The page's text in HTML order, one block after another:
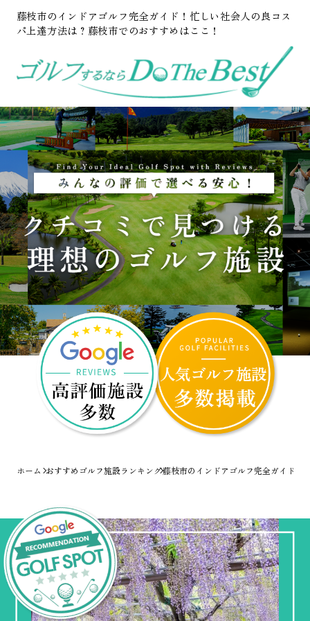
藤枝市のインドアゴルフ完全ガイド！忙しい社会人の良コス
パ上達方法は？藤枝市でのおすすめはここ！
ホーム おすすめゴルフ施設ランキング藤枝市のインドアゴルフ完全ガイド！